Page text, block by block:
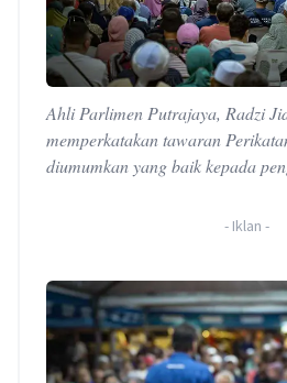
Ahli Parlimen Putrajaya, Radzi
memperkatakan tawaran
diumumkan yang baik kepada
- Iklan -